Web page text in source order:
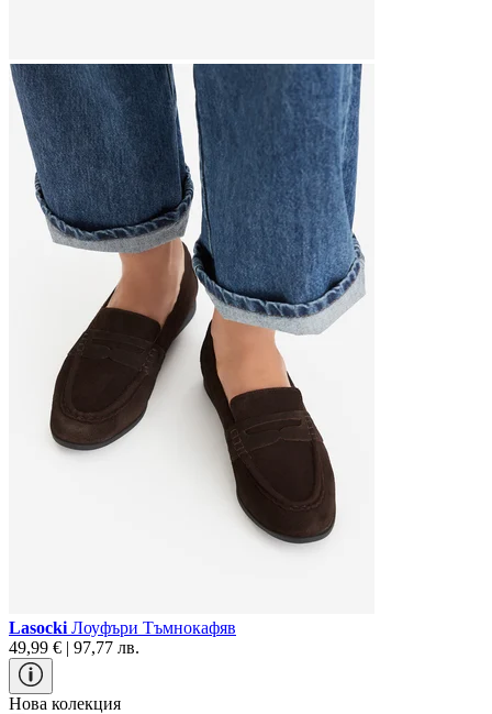
Lasocki Лоуфъри Тъмнокафяв
49,99 € | 97,77 лв.
Нова колекция